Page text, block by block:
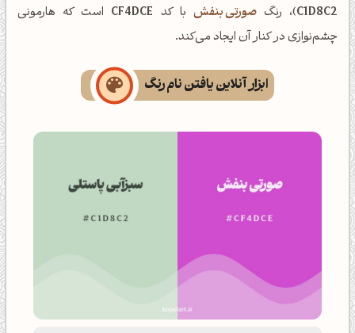
C1D8C2)، رنگصورتی بنفش با کد CF4DCE است که هارمونی
چشم‌نوازی در کنار آن ایجاد می‌کند.
ابزار آنلاین یافتن نام رنگ